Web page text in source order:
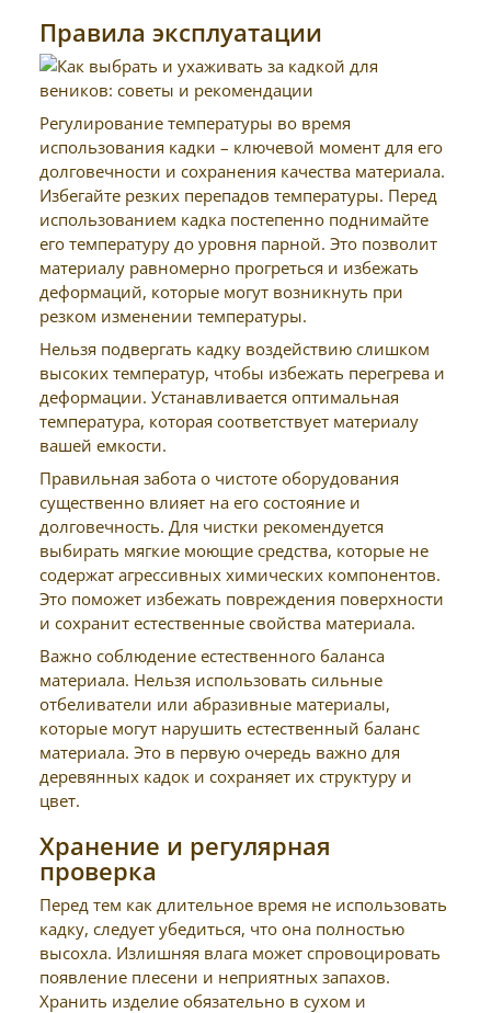
Правила эксплуатации
Регулирование температуры во время
использования кадки – ключевой момент для его
долговечности и сохранения качества материала.
Избегайте резких перепадов температуры. Перед
использованием кадка постепенно поднимайте
его температуру до уровня парной. Это позволит
материалу равномерно прогреться и избежать
деформаций, которые могут возникнуть при
резком изменении температуры.
Нельзя подвергать кадку воздействию слишком
высоких температур, чтобы избежать перегрева и
деформации. Устанавливается оптимальная
температура, которая соответствует материалу
вашей емкости.
Правильная забота о чистоте оборудования
существенно влияет на его состояние и
долговечность. Для чистки рекомендуется
выбирать мягкие моющие средства, которые не
содержат агрессивных химических компонентов.
Это поможет избежать повреждения поверхности
и сохранит естественные свойства материала.
Важно соблюдение естественного баланса
материала. Нельзя использовать сильные
отбеливатели или абразивные материалы,
которые могут нарушить естественный баланс
материала. Это в первую очередь важно для
деревянных кадок и сохраняет их структуру и
цвет.
Хранение и регулярная
проверка
Перед тем как длительное время не использовать
кадку, следует убедиться, что она полностью
высохла. Излишняя влага может спровоцировать
появление плесени и неприятных запахов.
Хранить изделие обязательно в сухом и